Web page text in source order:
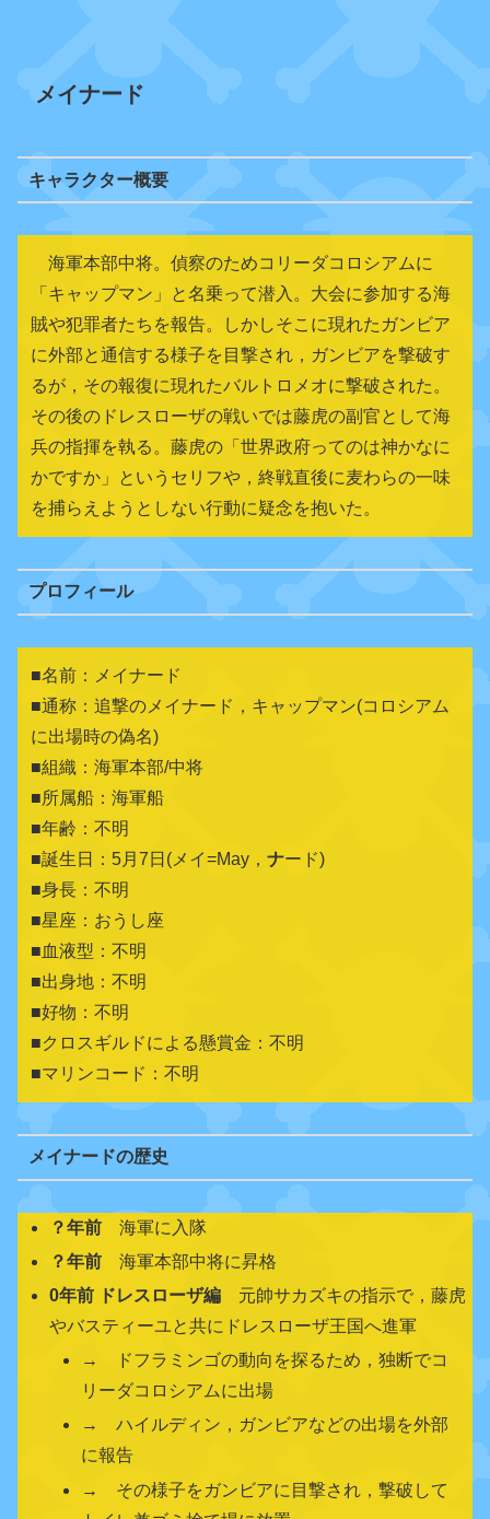
メイナード
キャラクター概要
海軍本部中将。偵察のためコリーダコロシアムに
「キャップマン」と名乗って潜入。大会に参加する海
賊や犯罪者たちを報告。しかしそこに現れたガンビア
に外部と通信する様子を目撃され，ガンビアを撃破す
るが，その報復に現れたバルトロメオに撃破された。
その後のドレスローザの戦いでは藤虎の副官として海
兵の指揮を執る。藤虎の「世界政府ってのは神かなに
かですか」というセリフや，終戦直後に麦わらの一味
を捕らえようとしない行動に疑念を抱いた。
プロフィール
■名前：メイナード
■通称：追撃のメイナード，キャップマン(コロシアム
に出場時の偽名)
■組織：海軍本部/中将
■所属船：海軍船
■年齢：不明
■誕生日：5月7日(メイ=May， ナード)
■身長：不明
■星座：おうし座
■血液型：不明
■出身地： 不明
■好物：不明
■クロスギルドによる懸賞金：不明
■マリンコード：不明
メイナードの歴史
？年前 海軍に入隊
？年前 海軍本部中将に昇格
0年前 ドレスローザ編 元帥サカズキの指示で，藤虎
やバスティーユと共にドレスローザ王国へ進軍
→ ドフラミンゴの動向を探るため，独断でコ
リーダコロシアムに出場
→ ハイルディン，ガンビアなどの出場を外部
に報告
→ その様子をガンビアに目撃され，撃破して